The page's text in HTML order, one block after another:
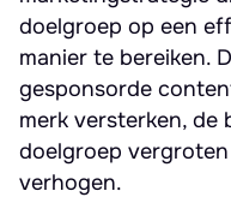
doelgroep op een
manier te bereiken.
gesponsorde
merk versterken, de
doelgroep
verhogen.